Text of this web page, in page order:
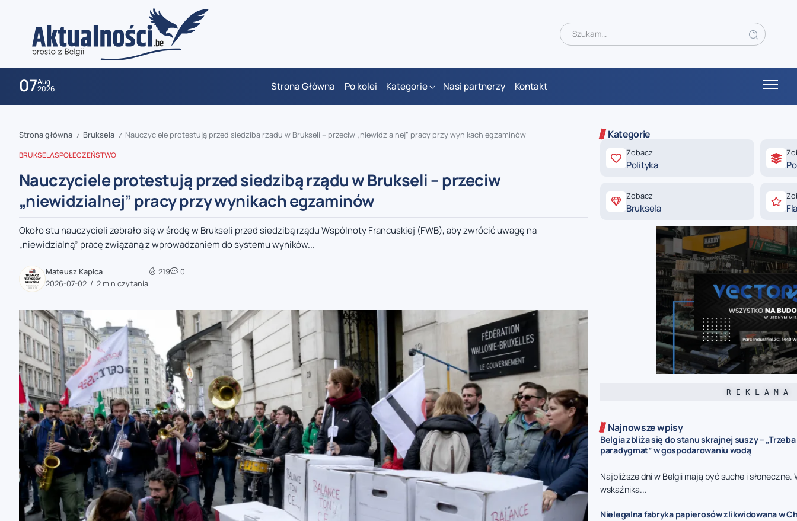
07Aug
2026 Strona Główna Po kolei Kategorie Nasi partnerzy Kontakt
zaobserwuj nas
zaobserwuj nas
zaobserwuj nas
zaobserwuj nas
zaobserwuj nas
Strona główna / Bruksela / Nauczyciele protestują przed siedzibą rządu w Brukseli – przeciw „niewidzialnej” pracy przy wynikach egzaminów
BRUKSELASPOŁECZEŃSTWO
Nauczyciele protestują przed siedzibą rządu w Brukseli – przeciw
„niewidzialnej” pracy przy wynikach egzaminów
Około stu nauczycieli zebrało się w środę w Brukseli przed siedzibą rządu Wspólnoty Francuskiej (FWB), aby zwrócić uwagę na
„niewidzialną” pracę związaną z wprowadzaniem do systemu wyników...
Mateusz Kapica
2026-07-02
2 min czytania
219 0
Kategorie
Zobacz
Polityka
Zobacz
Bruksela
R E K L A M A
Najnowsze wpisy
Belgia zbliża się do stanu skrajnej suszy –
paradygmat” w gospodarowaniu wodą
Najbliższe dni w Belgii mają być suche i słoneczne.
wskaźnika...
Nielegalna fabryka papierosów zlikwidowana w